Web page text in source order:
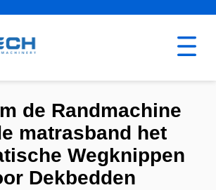
de Randmachine
matrasband het
Wegknippen
Dekbedden